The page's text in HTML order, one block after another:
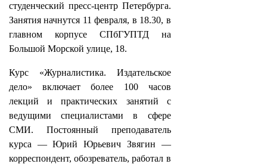
студенческий пресс-центр Петербурга.
Занятия начнутся 11 февраля, в 18.30, в
главном корпусе СПбГУПТД на
Большой Морской улице, 18.
Курс «Журналистика. Издательское
дело» включает более 100 часов
лекций и практических занятий с
ведущими специалистами в сфере
СМИ. Постоянный преподаватель
курса — Юрий Юрьевич Звягин —
корреспондент, обозреватель, работал в